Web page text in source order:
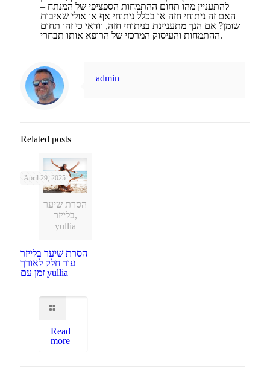
להתעניין מהו תחום ההתמחות הספציפי של המנתח –
האם זה ניתוחי חזה או בכלל ניתוחי אף או אולי שאיבות
שומן? אם הנך מתעניינת בניתוחי חזה, וודאי כי זהו תחום
ההתמחות והעיסוק המרכזי של הרופא אותו תבחרי.
admin
Related posts
הסרת שיער
בלייזר,
yullia
April 29, 2025
הסרת שיער בלייזר
– עור חלק לאורך
זמן עם yullia
Read
more